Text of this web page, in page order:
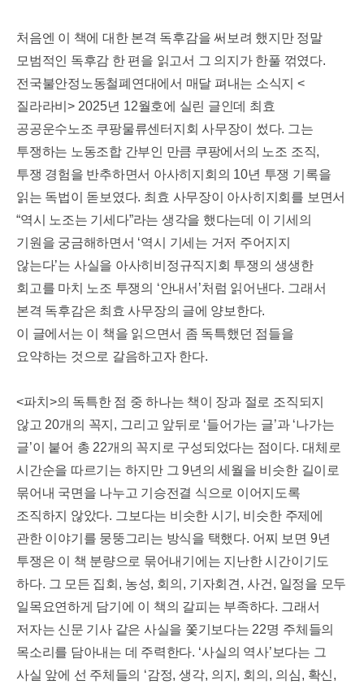
처음엔 이 책에 대한 본격 독후감을 써보려 했지만 정말
모범적인 독후감 한 편을 읽고서 그 의지가 한풀 꺾였다.
전국불안정노동철폐연대에서 매달 펴내는 소식지<
질라라비> 2025년 12월호에 실린 글인데 최효
공공운수노조 쿠팡물류센터지회 사무장이 썼다. 그는
투쟁하는 노동조합 간부인 만큼 쿠팡에서의 노조 조직,
투쟁 경험을 반추하면서 아사히지회의 10년 투쟁 기록을
읽는 독법이 돋보였다. 최효 사무장이 아사히지회를 보면서
“역시 노조는 기세다”라는 생각을 했다는데 이 기세의
기원을 궁금해하면서 ‘역시 기세는 거저 주어지지
않는다’는 사실을 아사히비정규직지회 투쟁의 생생한
회고를 마치 노조 투쟁의 ‘안내서 ’처럼 읽어낸다. 그래서
본격 독후감은 최효 사무장의 글에 양보한다.
이 글에서는 이 책을 읽으면서 좀 독특했던 점들을
요약하는 것으로 갈음하고자 한다.
<파치 >의 독특한 점 중 하나는 책이 장과 절로 조직되지
않고 20개의 꼭지 , 그리고 앞뒤로 ‘들어가는 글’과 ‘나가는
글’이 붙어 총 22개의 꼭지로 구성되었다는 점이다.대체로
시간순을 따르기는 하지만 그9년의 세월을 비슷한 길이로
묶어내 국면을 나누고 기승전결 식으로 이어지도록
조직하지 않았다. 그보다는 비슷한 시기 , 비슷한 주제에
관한 이야기를 뭉뚱그리는 방식을 택했다. 어찌 보면 9년
투쟁은 이 책 분량으로 묶어내기에는 지난한 시간이기도
하다. 그 모든 집회 , 농성, 회의 , 기자회견 , 사건 , 일정을 모두
일목요연하게 담기에 이 책의 갈피는 부족하다. 그래서
저자는 신문 기사 같은 사실을 쫓기보다는 22명 주체들의
목소리를 담아내는 데 주력한다. ‘사실의 역사’ 보다는 그
사실 앞에 선 주체들의 ‘감정,생각, 의지 , 회의 , 의심, 확신 ,